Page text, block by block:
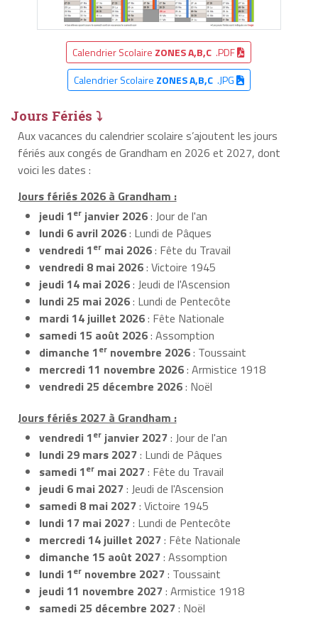
Calendrier Scolaire ZONES A,B,C .PDF
Calendrier Scolaire ZONES A,B,C.JPG
Jours Fériés ⤵
Aux vacances du calendrier scolaire s’ajoutent les jours
fériés aux congés de Grandham en 2026 et 2027, dont
voici les dates :
Jours fériés 2026 à Grandham :
jeudi 1er janvier 2026: Jour de l'an
lundi 6 avril 2026: Lundi de Pâques
vendredi 1er mai 2026: Fête du Travail
vendredi 8 mai 2026: Victoire 1945
jeudi 14 mai 2026: Jeudi de l'Ascension
lundi 25 mai 2026: Lundi de Pentecôte
mardi 14 juillet 2026: Fête Nationale
samedi 15 août 2026: Assomption
dimanche 1er novembre 2026: Toussaint
mercredi 11 novembre 2026: Armistice 1918
vendredi 25 décembre 2026: Noël
Jours fériés 2027 à Grandham :
vendredi 1er janvier 2027: Jour de l'an
lundi 29 mars 2027: Lundi de Pâques
samedi 1er mai 2027: Fête du Travail
jeudi 6 mai 2027: Jeudi de l'Ascension
samedi 8 mai 2027: Victoire 1945
lundi 17 mai 2027: Lundi de Pentecôte
mercredi 14 juillet 2027: Fête Nationale
dimanche 15 août 2027: Assomption
lundi 1er novembre 2027: Toussaint
jeudi 11 novembre 2027: Armistice 1918
samedi 25 décembre 2027: Noël